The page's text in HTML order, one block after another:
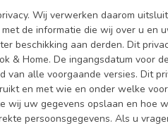
Wij verwerken daarom
de informatie die wij over u
beschikking aan derden. Dit
& Home. De ingangsdatum voor
van alle voorgaande versies. Dit
en met wie en onder welke
wij uw gegevens opslaan en hoe
persoonsgegevens. Als u